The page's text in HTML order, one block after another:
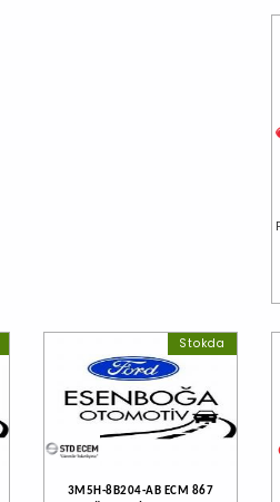
Stokda
3M5H-8B204-AB ECM 867